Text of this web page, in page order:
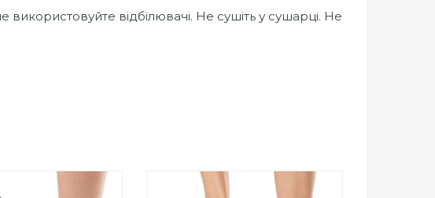
відбілювачі. Не сушіть у сушарці. Не